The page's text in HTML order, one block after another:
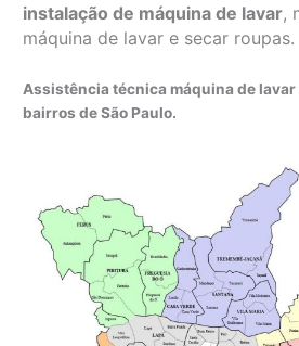
instalação de máquina de lavar,
máquina de lavar e secar roupas.
Assistência técnica máquina de lavar
bairros de São Paulo.